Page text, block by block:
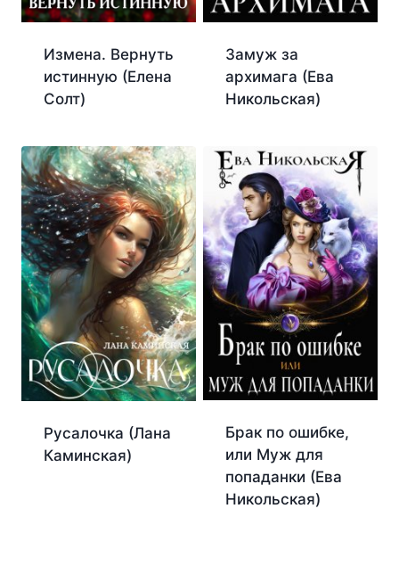
Измена. Вернуть
истинную (Елена
Солт)
Замуж за
архимага (Ева
Никольская)
Русалочка (Лана
Каминская)
Брак по ошибке,
или Муж для
попаданки (Ева
Никольская)